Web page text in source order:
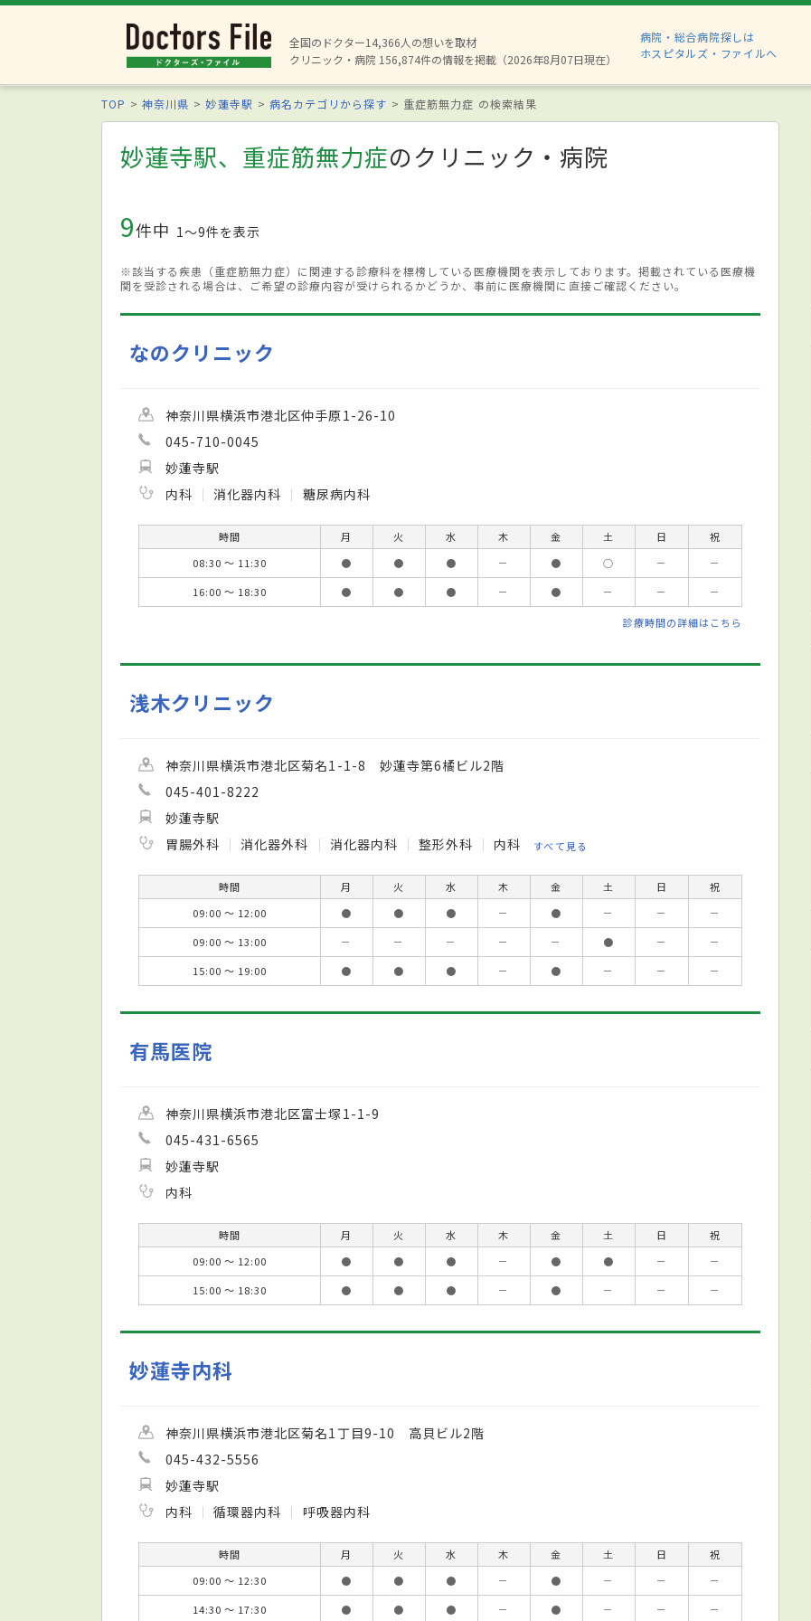
全国のドクター14,366人の想いを取材
クリニック・病院 156,874件の情報を掲載（2026年8月07日現在）
病院・総合病院探しは
ホスピタルズ・ファイルへ
TOP 神奈川県 妙蓮寺駅 病名カテゴリから探す 重症筋無力症 の検索結果
妙蓮寺駅、重症筋無力症のクリニック・病院
9件中 1〜9件を表示
※該当する疾患（重症筋無力症）に関連する診療科を標榜している医療機関を表示しております。掲載されている医療機
関を受診される場合は、ご希望の診療内容が受けられるかどうか、事前に医療機関に直接ご確認ください。
なのクリニック
神奈川県横浜市港北区仲手原1-26-10
045-710-0045
妙蓮寺駅
内科
消化器内科 糖尿病内科
時間 月 火 水 木 金 土 日
祝
08:30 ～ 11:30
● ● ● － ● ○ －
－
16:00 ～ 18:30
● ● ● － ● － － －
診療時間の詳細はこちら
浅木クリニック
神奈川県横浜市港北区菊名1-1-8 妙蓮寺第6橘ビル2階
045-401-8222
妙蓮寺駅
胃腸外科
消化器外科 消化器内科 整形外科 内科 すべて見る
時間 月 火 水 木 金 土 日
祝
09:00 ～ 12:00
● ● ● － ● － －
－
09:00 ～ 13:00
－ － － － － ● －
－
15:00 ～ 19:00
● ● ● － ● － － －
有馬医院
神奈川県横浜市港北区富士塚1-1-9
045-431-6565
妙蓮寺駅
内科
時間 月 火 水 木 金 土 日
祝
09:00 ～ 12:00
● ● ● － ● ● －
－
15:00 ～ 18:30
● ● ● － ● － － －
妙蓮寺内科
神奈川県横浜市港北区菊名1丁目9-10 高貝ビル2階
045-432-5556
妙蓮寺駅
内科
循環器内科 呼吸器内科
時間 月 火 水 木 金 土 日
祝
09:00 ～ 12:30
● ● ● － ● － －
－
14:30 ～ 17:30
● ● ● － ● － －
－